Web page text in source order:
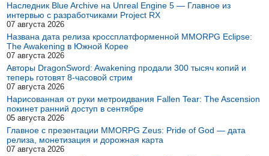
Наследник Blue Archive на Unreal Engine 5 — Главное из
интервью с разработчиками Project RX
07 августа 2026
Названа дата релиза кроссплатформенной MMORPG Eclipse:
The Awakening в Южной Корее
07 августа 2026
Авторы DragonSword: Awakening продали 300 тысяч копий и
теперь готовят 8-часовой стрим
07 августа 2026
Нарисованная от руки метроидвания Fallen Tear: The Ascension
покинет ранний доступ в сентябре
05 августа 2026
Главное с презентации MMORPG Zeus: Pride of God — дата
релиза, монетизация и дорожная карта
07 августа 2026